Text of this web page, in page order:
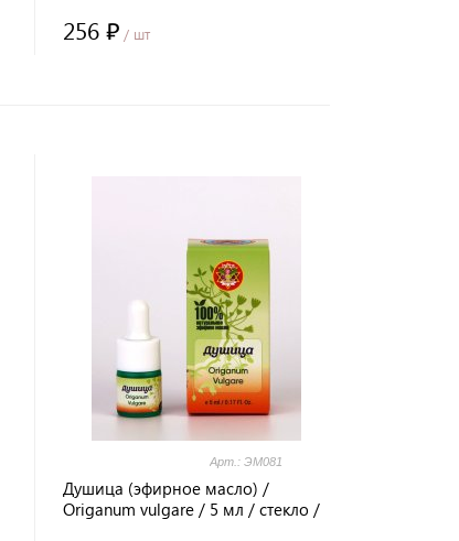
256 ₽ / шт
Арт.: ЭМ081
Душица (эфирное масло) /
Origanum vulgare / 5 мл / стекло /